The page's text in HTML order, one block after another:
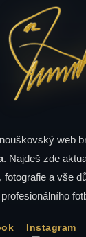
web
. Najdeš zde
fotografie a vše
profesionálního
Instagram